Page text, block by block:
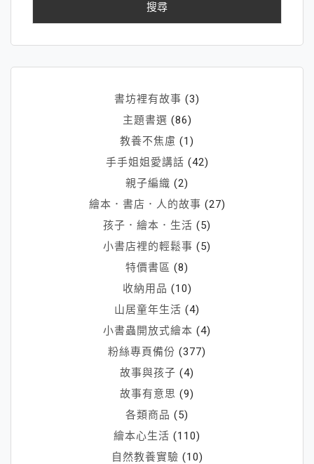
書坊裡有故事 (3)
主題書選 (86)
教養不焦慮 (1)
手手姐姐愛講話 (42)
親子編織 (2)
繪本．書店．人的故事 (27)
孩子．繪本．生活 (5)
小書店裡的輕鬆事 (5)
特價書區 (8)
收納用品 (10)
山居童年生活 (4)
小書蟲開放式繪本 (4)
粉絲專頁備份 (377)
故事與孩子 (4)
故事有意思 (9)
各類商品 (5)
繪本心生活 (110)
自然教養實驗 (10)